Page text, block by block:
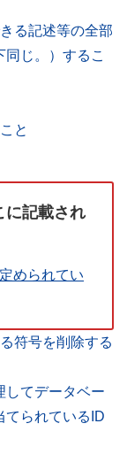
る記述等の全部
じ。）するこ
と
記載され
められてい
符号を削除する
てデータベー
てられているID